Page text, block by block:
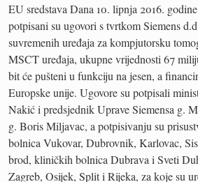
EU sredstava Dana 10. lipnja 2016.
potpisani su ugovori s tvrtkom Siemens
suvremenih uređaja za kompjutorsku
MSCT uređaja, ukupne vrijednosti 67
bit će pušteni u funkciju na jesen, a
Europske unije. Ugovore su potpisali
Nakić i predsjednik Uprave Siemensa g.
g. Boris Miljavac, a potpisivanju su
bolnica Vukovar, Dubrovnik, Karlovac,
brod, kliničkih bolnica Dubrava i Sveti
Zagreb, Osijek, Split i Rijeka, za koje su